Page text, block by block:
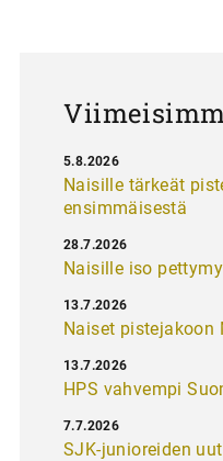
Naisille tärkeät
ensimmäisestä
5.8.2026
Naisille iso
28.7.2026
Naiset pistejakoon
13.7.2026
HPS vahvempi
13.7.2026
SJK-junioreiden
7.7.2026